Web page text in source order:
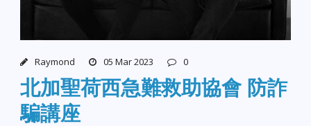
Raymond 05 Mar 2023 0
北加聖荷西急難救助協會 防詐
騙講座